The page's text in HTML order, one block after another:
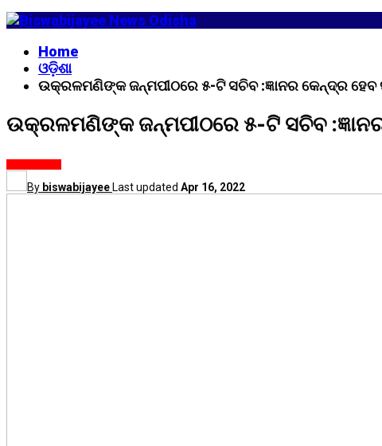
Home
ଓଡ଼ିଶା
ଉକ୍ରଳମଣିଙ୍କ ଜନ୍ମପୀଠରେ ୫-ଟି ସଚିବ :ଜ୍ଞାନର କେନ୍ଦ୍ର
ଉକ୍ରଳମଣିଙ୍କ ଜନ୍ମପୀଠରେ ୫-ଟି ସଚିବ
By biswabijayee Last updated Apr 16, 2022